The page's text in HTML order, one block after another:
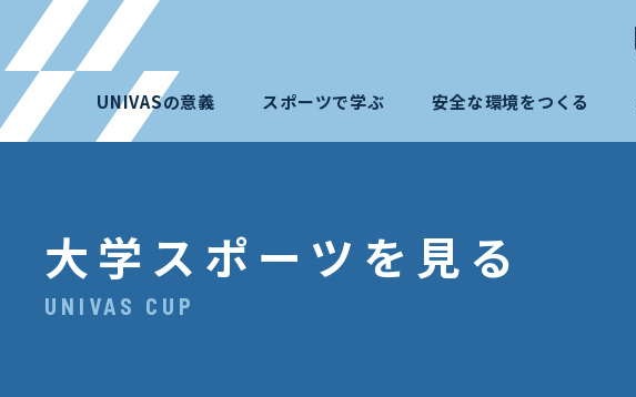
UNIVASの意義 スポーツで学ぶ 安全な環境をつくる
大学スポーツを見る
UNIVAS CUP